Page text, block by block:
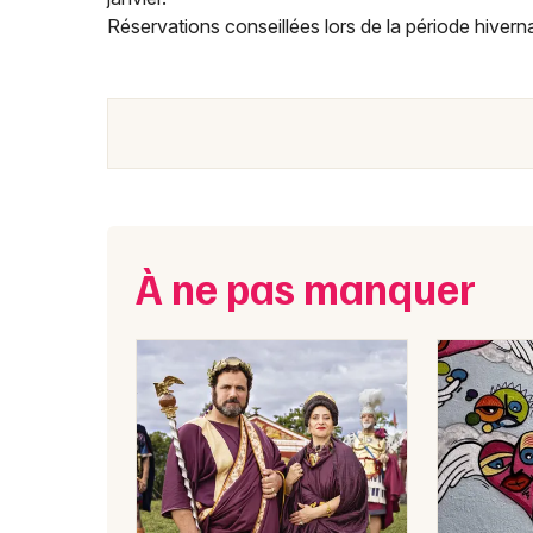
Réservations conseillées lors de la période
À ne pas manquer